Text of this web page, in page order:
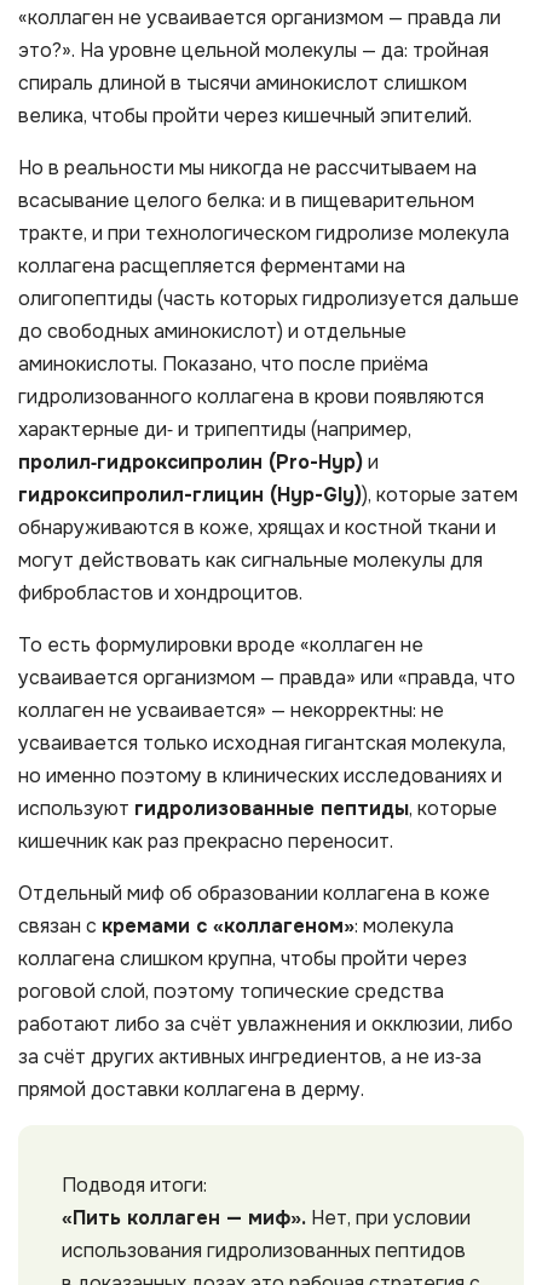
«коллаген не усваивается организмом — правда ли
это?». На уровне цельной молекулы — да: тройная
спираль длиной в тысячи аминокислот слишком
велика, чтобы пройти через кишечный эпителий.
Но в реальности мы никогда не рассчитываем на
всасывание целого белка: и в пищеварительном
тракте, и при технологическом гидролизе молекула
коллагена расщепляется ферментами на
олигопептиды (часть которых гидролизуется дальше
до свободных аминокислот) и отдельные
аминокислоты. Показано, что после приёма
гидролизованного коллагена в крови появляются
характерные ди‑ и трипептиды (например,
пролил‑гидроксипролин (Pro-Hyp)и
гидроксипролил-глицин (Hyp-Gly)), которые затем
обнаруживаются в коже, хрящах и костной ткани и
могут действовать как сигнальные молекулы для
фибробластов и хондроцитов.
То есть формулировки вроде «коллаген не
усваивается организмом — правда» или «правда, что
коллаген не усваивается» — некорректны: не
усваивается только исходная гигантская молекула,
но именно поэтому в клинических исследованиях и
используют гидролизованные пептиды, которые
кишечник как раз прекрасно переносит.
Отдельный миф об образовании коллагена в коже
связан с кремами с «коллагеном»: молекула
коллагена слишком крупна, чтобы пройти через
роговой слой, поэтому топические средства
работают либо за счёт увлажнения и окклюзии, либо
за счёт других активных ингредиентов, а не из‑за
прямой доставки коллагена в дерму.
Подводя итоги:
«Пить коллаген — миф». Нет, при условии
использования гидролизованных пептидов